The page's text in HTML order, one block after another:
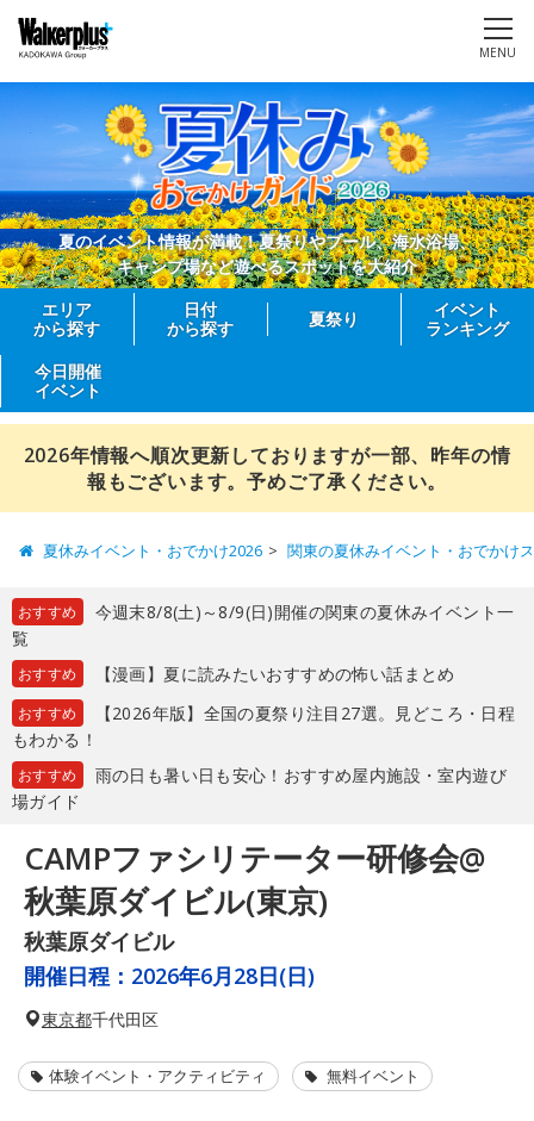
MENU
夏のイベント情報が満載！夏祭りやプール、海水浴場、
キャンプ場など遊べるスポットを大紹介
エリア
から探す
日付
から探す
夏祭り
イベント
ランキング
今日開催
イベント
2026年情報へ順次更新しておりますが一部、昨年の情
報もございます。予めご了承ください。
夏休みイベント・おでかけ2026 関東の夏休みイベント・おでかけ
おすすめ
今週末8/8(土)～8/9(日)開催の関東の夏休みイベント一
覧
おすすめ 【漫画】夏に読みたいおすすめの怖い話まとめ
おすすめ
【2026年版】全国の夏祭り注目27選。見どころ・日程
もわかる！
おすすめ
雨の日も暑い日も安心！おすすめ屋内施設・室内遊び
場ガイド
CAMPファシリテーター研修会@
秋葉原ダイビル(東京)
秋葉原ダイビル
開催日程： 2026年6月28日(日)
東京都千代田区
体験イベント・アクティビティ 無料イベント